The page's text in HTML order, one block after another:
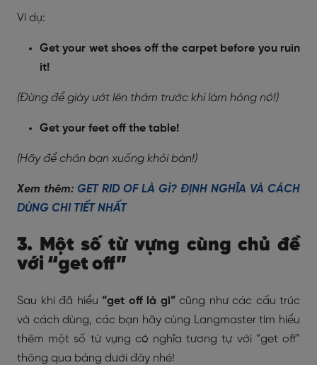
Ví dụ:
Get your wet shoes off the carpet before you ruin
it!
(Đừng để giày ướt lên thảm trước khi làm hỏng nó!)
Get your feet off the table!
(Hãy để chân bạn xuống khỏi bàn!)
Xem thêm: GET RID OF LÀ GÌ? ĐỊNH NGHĨA VÀ CÁCH
DÙNG CHI TIẾT NHẤT
3. Một số từ vựng cùng chủ đề
với “get off”
Sau khi đã hiểu “get off là gì”cũng như các cấu trúc
và cách dùng, các bạn hãy cùng Langmaster tìm hiểu
thêm một số từ vựng có nghĩa tương tự với “get off”
thông qua bảng dưới đây nhé!